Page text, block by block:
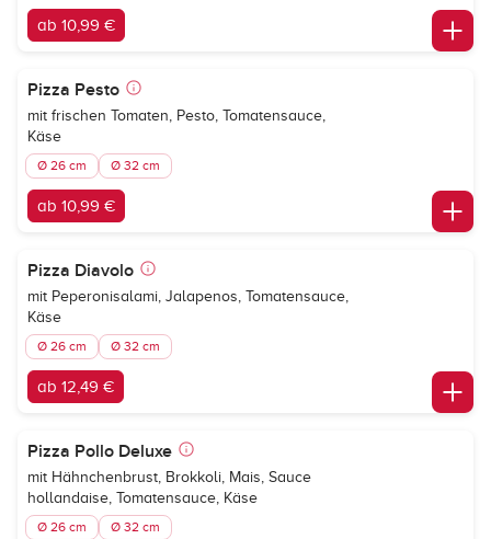
ab 10,99 €
Pizza Pesto
mit frischen Tomaten, Pesto, Tomatensauce,
Käse
Ø 26 cm Ø 32 cm
ab 10,99 €
Pizza Diavolo
mit Peperonisalami, Jalapenos, Tomatensauce,
Käse
Ø 26 cm Ø 32 cm
ab 12,49 €
Pizza Pollo Deluxe
mit Hähnchenbrust, Brokkoli, Mais, Sauce
hollandaise, Tomatensauce, Käse
Ø 26 cm Ø 32 cm